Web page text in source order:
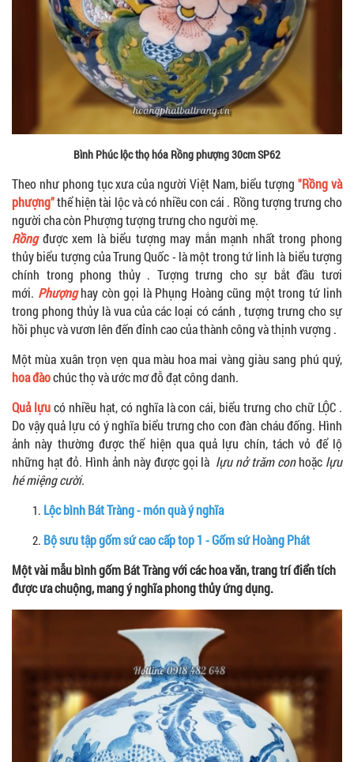
Bình Phúc lộc thọ hóa Rồng phượng 30cm SP62
Theo như phong tục xưa của người Việt Nam, biểu tượng"Rồng và
phượng"thể hiện tài lộc và có nhiều con cái . Rồng tượng trưng cho
người cha còn Phượng tượng trưng cho người mẹ.
Rồngđược xem là biểu tượng may mắn mạnh nhất trong phong
thủy biểu tượng của Trung Quốc - là một trong tứ linh là biểu tượng
chính trong phong thủy . Tượng trưng cho sự bắt đầu tươi
mới. Phượnghay còn gọi là Phụng Hoàng cũng một trong tứ linh
trong phong thủy là vua của các loại có cánh , tượng trưng cho sự
hồi phục và vươn lên đến đỉnh cao của thành công và thịnh vượng .
Một mùa xuân trọn vẹn qua màu hoa mai vàng giàu sang phú quý,
hoa đàochúc thọ và ước mơ đỗ đạt công danh.
Quả lựucó nhiều hạt, có nghĩa là con cái, biểu trưng cho chữ LỘC .
Do vậy quả lựu có ý nghĩa biểu trưng cho con đàn cháu đống. Hình
ảnh này thường được thể hiện qua quả lựu chín, tách vỏ để lộ
những hạt đỏ. Hình ảnh này được gọi là lựu nở trăm conhoặc lựu
hé miệng cười.
Lộc bình Bát Tràng - món quà ý nghĩa
Bộ sưu tập gốm sứ cao cấp top 1 - Gốm sứ Hoàng Phát
Một vài mẫu bình gốm Bát Tràng với các hoa văn, trang trí điển tích
được ưa chuộng, mang ý nghĩa phong thủy ứng dụng.